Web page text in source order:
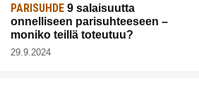
PARISUHDE 9 salaisuutta
onnelliseen parisuhteeseen –
moniko teillä toteutuu?
29.9.2024